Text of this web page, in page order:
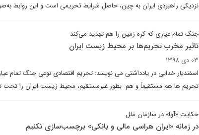
نزدیکی راهبردی ایران به چین، حاصل شرایط تحریمی است و این روابط
جنگ تمام عیاری که کره زمین را هم تهدید می‌کند
تاثیر مخرب تحریم‌ها بر محیط زیست ایران
۰۳ دی ۱۳۹۸
اسفندیار خدایی در یادداشتی می نویسد: تحریم اقتصادی نوعی جنگ تمام
تحریم ها هم مستقیماً و هم بطور غیرمستقیم، محیط زیست ایران را تحت
حکایت «آوا» در سازمان ملل
در زمانه «ایران هراسی مالی و بانکی» برچسب‌سازی نکنیم